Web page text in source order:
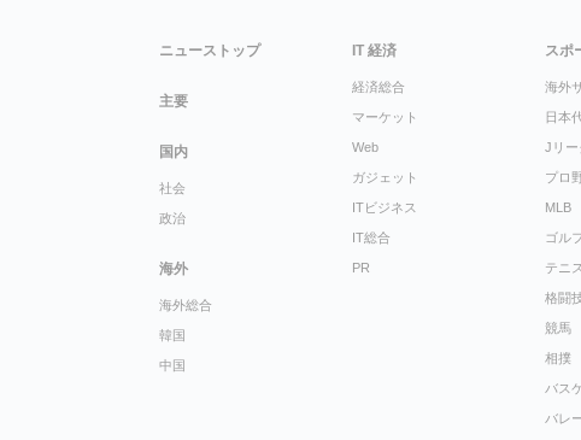
ニューストップ
主要
国内
社会
政治
海外
海外総合
韓国
中国
IT 経済
経済総合
マーケット
Web
ガジェット
ITビジネス
IT総合
PR
スポ
海外
日本
Jリー
プロ
MLB
ゴル
テニス
格闘
競馬
相撲
バス
バレ